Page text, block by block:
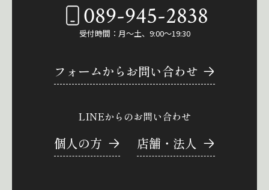
089-945-2838
受付時間：月～土、9:00～19:30
フォームからお問い合わせ
LINEからのお問い合わせ
個人の方 店舗・法人